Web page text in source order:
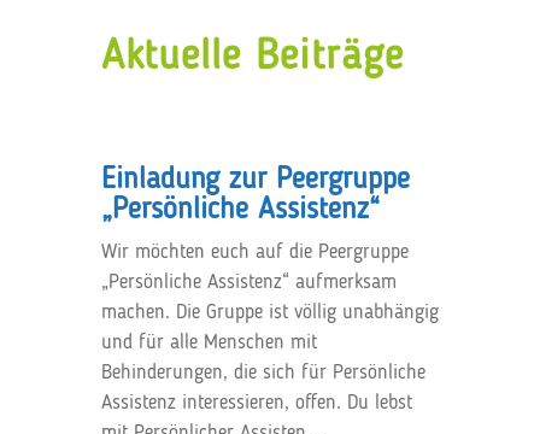
Aktuelle Beiträge
Einladung zur Peergruppe
„Persönliche Assistenz“
Wir möchten euch auf die Peergruppe
„Persönliche Assistenz“ aufmerksam
machen. Die Gruppe ist völlig unabhängig
und für alle Menschen mit
Behinderungen, die sich für Persönliche
Assistenz interessieren, offen. Du lebst